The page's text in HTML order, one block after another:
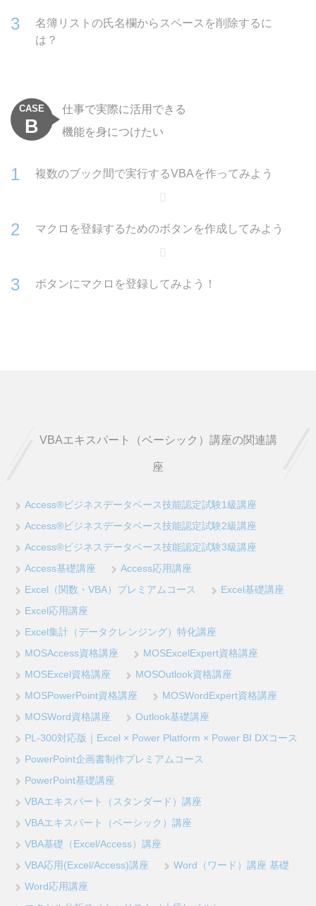
名簿リストの氏名欄からスペースを削除するに
は？
CASE
B
仕事で実際に活用できる
機能を身につけたい
複数のブック間で実行するVBAを作ってみよう
マクロを登録するためのボタンを作成してみよう
ボタンにマクロを登録してみよう！
VBAエキスパート（ベーシック）講座の関連講
座
Access®ビジネスデータベース技能認定試験1級講座
Access®ビジネスデータベース技能認定試験2級講座
Access®ビジネスデータベース技能認定試験3級講座
Access基礎講座
Access応用講座
Excel（関数・VBA）プレミアムコース
Excel基礎講座
Excel応用講座
Excel集計（データクレンジング）特化講座
MOSAccess資格講座
MOSExcelExpert資格講座
MOSExcel資格講座
MOSOutlook資格講座
MOSPowerPoint資格講座
MOSWordExpert資格講座
MOSWord資格講座
Outlook基礎講座
PL-300対応版｜Excel × Power Platform × Power BI DXコース
PowerPoint企画書制作プレミアムコース
PowerPoint基礎講座
VBAエキスパート（スタンダード）講座
VBAエキスパート（ベーシック）講座
VBA基礎（Excel/Access）講座
VBA応用(Excel/Access)講座
Word（ワード）講座 基礎
Word応用講座